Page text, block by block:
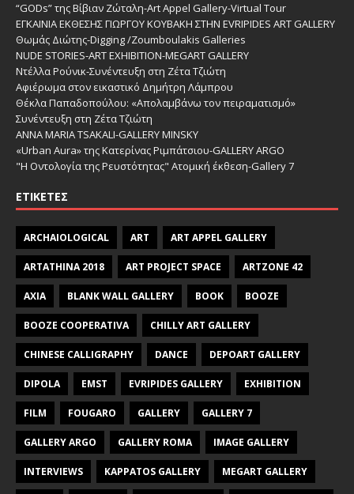
“GODs” της Βίβιαν Ζώταλη-Art Appel Gallery-Virtual Tour
ΕΓΚΑΙΝΙΑ ΕΚΘΕΣΗΣ ΓΙΩΡΓΟΥ ΚΟΥΒΑΚΗ ΣΤΗΝ EVRIPIDES ART GALLERY
Θωμάς Διώτης-Digging /Zoumboulakis Galleries
NUDE STORIES-ΑRT EXHIBITION-MEGART GALLERY
Ντέλλα Ρούνικ-Συνέντευξη στη Ζέτα Τζιώτη
Αφιέρωμα στον εικαστικό Δημήτρη Λάμπρου
Θέκλα Παπαδοπούλου: «Απολαμβάνω τον πειραματισμό»
Συνέντευξη στη Ζέτα Τζιώτη
ANNA MARIA TSAKALI-GALLERY MINSKY
«Urban Aura» της Κατερίνας Ριμπάτσιου-GALLERY ARGO
"Η Οντολογία της Ρευστότητας" Ατομική έκθεση-Gallery 7
ΕΤΙΚΈΤΕΣ
ARCHAIOLOGICAL ART ART APPEL GALLERY
ARTATHINA 2018 ART PROJECT SPACE ARTZONE 42
AXIA BLANK WALL GALLERY BOOK BOOZE
BOOZE COOPERATIVA CHILLY ART GALLERY
CHINESE CALLIGRAPHY DANCE DEPOART GALLERY
DIPOLA EMST EVRIPIDES GALLERY EXHIBITION
FILM FOUGARO GALLERY GALLERY 7
GALLERY ARGO GALLERY ROMA IMAGE GALLERY
INTERVIEWS KAPPATOS GALLERY MEGART GALLERY